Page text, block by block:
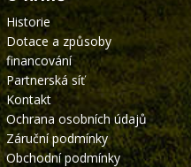
Historie
Dotace a způsoby
financování
Partnerská síť
Kontakt
Ochrana osobních údajů
Záruční podmínky
Obchodní podmínky